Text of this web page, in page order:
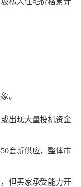
私人住宅价格累计
。
出现大量投机资金
套新供应，整体市
但买家承受能力开